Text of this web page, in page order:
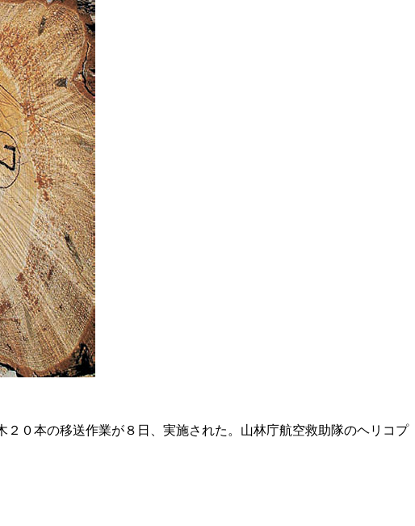
０本の移送作業が８日、実施された。山林庁航空救助隊のヘリコプ